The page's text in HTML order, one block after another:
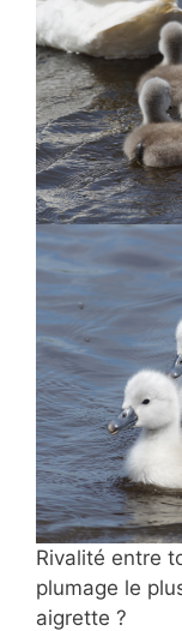
Rivalité entre
plumage le
aigrette ?